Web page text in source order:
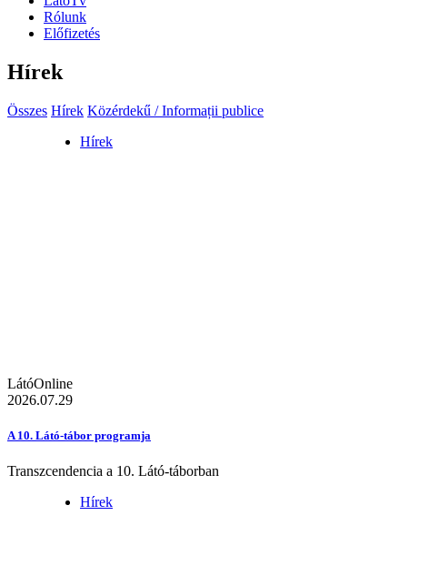
Rólunk
Előfizetés
Hírek
Összes Hírek Közérdekű / Informații publice
Hírek
LátóOnline
2026.07.29
A 10. Látó-tábor programja
Transzcendencia a 10. Látó-táborban
Hírek